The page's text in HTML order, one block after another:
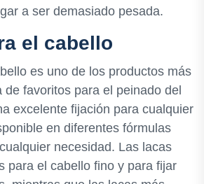
a ser demasiado pesada.
el cabello
es uno de los productos más
favoritos para el peinado del
excelente fijación para cualquier
en diferentes fórmulas
necesidad. Las lacas
para el cabello fino y para fijar